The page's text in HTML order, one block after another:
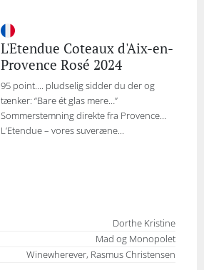
L'Etendue Coteaux d'Aix-en-
Provence Rosé 2024
95 point.... pludselig sidder du der og
tænker: “Bare ét glas mere…”
Sommerstemning direkte fra Provence…
L’Etendue – vores suveræne...
Dorthe Kristine
Mad og Monopolet
Winewherever, Rasmus Christensen